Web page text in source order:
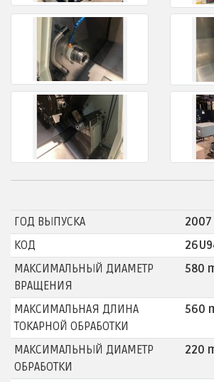
ГОД ВЫПУСКА
2007
КОД
МАКСИМАЛЬНЫЙ ДИАМЕТР
ВРАЩЕНИЯ
580
МАКСИМАЛЬНАЯ ДЛИНА
ТОКАРНОЙ ОБРАБОТКИ
560
МАКСИМАЛЬНЫЙ ДИАМЕТР
ОБРАБОТКИ
220